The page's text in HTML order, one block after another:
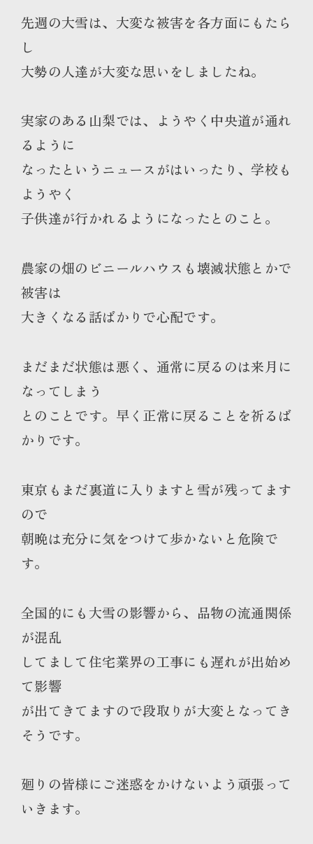
先週の大雪は、大変な被害を各方面にもたら
し
大勢の人達が大変な思いをしましたね。
実家のある山梨では、ようやく中央道が通れ
るように
なったというニュースがはいったり、学校も
ようやく
子供達が行かれるようになったとのこと。
農家の畑のビニールハウスも壊滅状態とかで
被害は
大きくなる話ばかりで心配です。
まだまだ状態は悪く、通常に戻るのは来月に
なってしまう
とのことです。早く正常に戻ることを祈るば
かりです。
東京もまだ裏道に入りますと雪が残ってます
ので
朝晩は充分に気をつけて歩かないと危険で
す。
全国的にも大雪の影響から、品物の流通関係
が混乱
してまして住宅業界の工事にも遅れが出始め
て影響
が出てきてますので段取りが大変となってき
そうです。
廻りの皆様にご迷惑をかけないよう頑張って
いきます。